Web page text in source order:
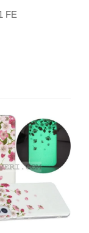
FE